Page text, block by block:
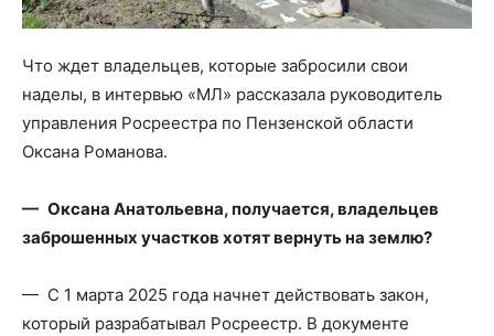
Что ждет владельцев, которые забросили свои
наделы, в интервью «МЛ» рассказала руководитель
управления Росреестра по Пензенской области
Оксана Романова.
— Оксана Анатольевна, получается, владельцев
заброшенных участков хотят вернуть на землю?
— С 1 марта 2025 года начнет действовать закон,
который разрабатывал Росреестр. В документе